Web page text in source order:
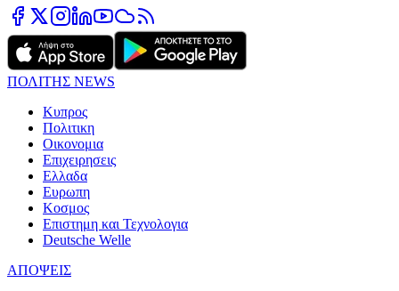
ΠΟΛΙΤΗΣ NEWS
Κυπρος
Πολιτικη
Οικονομια
Επιχειρησεις
Ελλαδα
Ευρωπη
Κοσμος
Επιστημη και Τεχνολογια
Deutsche Welle
ΑΠΟΨΕΙΣ